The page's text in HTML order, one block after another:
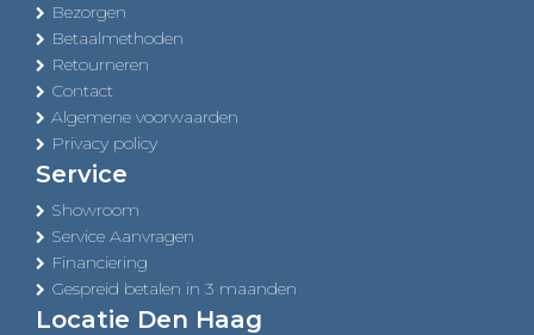
Bezorgen
Betaalmethoden
Retourneren
Contact
Algemene voorwaarden
Privacy policy
Service
Showroom
Service Aanvragen
Financiering
Gespreid betalen in 3 maanden
Locatie Den Haag